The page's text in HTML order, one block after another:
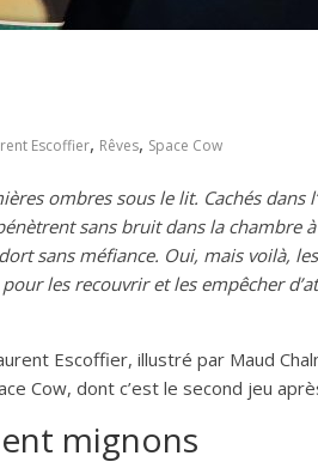
Escoffier, Rêves, Space Cow
ombres sous le lit. Cachés dans
sans bruit dans la chambre
sans méfiance. Oui, mais voilà,
les recouvrir et les empêcher
Escoffier, illustré par Maud
Cow, dont c’est le second jeu
mignons